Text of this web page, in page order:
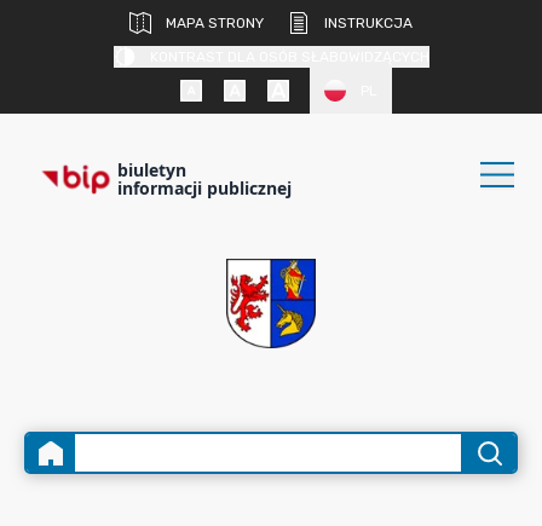
MAPA STRONY
INSTRUKCJA
biuletyn
informacji publicznej